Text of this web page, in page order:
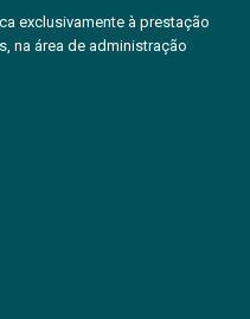
exclusivamente à prestação
na área de administração